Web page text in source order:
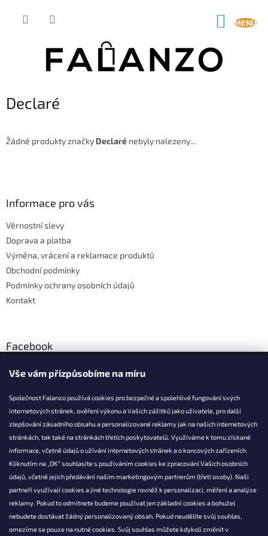
Vše vám přizpůsobíme na míru
Společnost Falanzo používá cookies pro bezpečné a spolehlivé fungování svých
internetových stránek, ověření výkonu a Vašich zážitků jako uživatele, pro další
zlepšování zásadního obsahu a personalizované reklamy jak na našich internetových
stránkách, tak také na stránkách třetích poskytovatelů. Využíváme k tomu získané
informace, včetně údajů o užívání internetových stránek a o koncových zařízeních.
Kliknutím na „OK“ souhlasíte s používáním cookies ke zpracování Vašich osobních
údajů, včetně jejich předávání našim marketingovým partnerům (třetí osoby). Naši
partneři využívají cookies a jiné technologie rovněž k personalizaci, měření a analýze
reklamy. Pokud to odmítnete budeme používat jen základní cookies a bohužel
nebudete dostávat žádný personalizovaný obsah. Pokud neudělíte svůj souhlas,
omezíme se pouze na nutné cookies. Svůj souhlas můžete kdykoli změnit v
Declaré
Žádné produkty značky Declaré nebyly nalezeny...
Informace pro vás
Věrnostní slevy
Doprava a platba
Výměna, vrácení a reklamace produktů
Obchodní podmínky
Podmínky ochrany osobních údajů
Kontakt
Facebook
KONTAKT
info@falanzo.cz
Falanzo.cz
FalanzoCZ